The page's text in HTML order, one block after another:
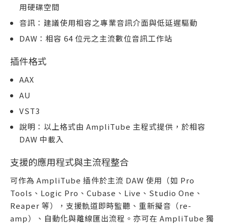
用硬碟空間
音訊：建議使用相容之專業音訊介面與低延遲驅動
DAW：相容 64 位元之主流數位音訊工作站
插件格式
AAX
AU
VST3
說明：以上格式由 AmpliTube 主程式提供，於相容
DAW 中載入
支援的應用程式與主流程整合
可作為 AmpliTube 插件於主流 DAW 使用（如 Pro
Tools、Logic Pro、Cubase、Live、Studio One、
Reaper 等），支援軌道即時監聽、重新擬音（re-
amp）、自動化與離線匯出流程。亦可在 AmpliTube 獨